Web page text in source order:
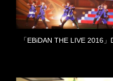
「EBiDAN THE LIVE 2016